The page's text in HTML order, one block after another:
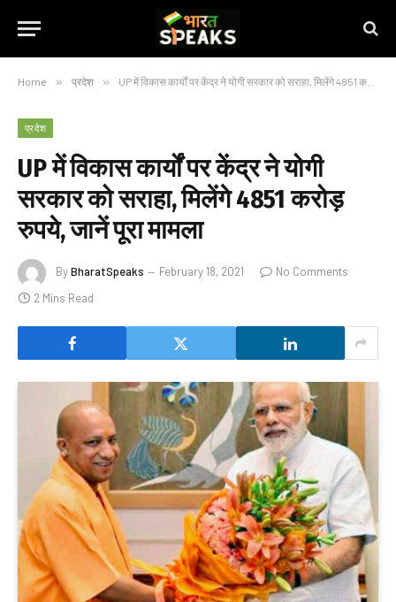
Home » प्रदेश » UP में विकास कार्यों पर केंद्र ने योगी सरकार को सराहा, मिलेंगे 4851 करोड़ रुपये, जानें पूरा मामला
प्रदेश
UP में विकास कार्यों पर केंद्र ने योगी
सरकार को सराहा, मिलेंगे 4851 करोड़
रुपये, जानें पूरा मामला
ByBharatSpeaks February 18, 2021
No Comments
2 Mins Read